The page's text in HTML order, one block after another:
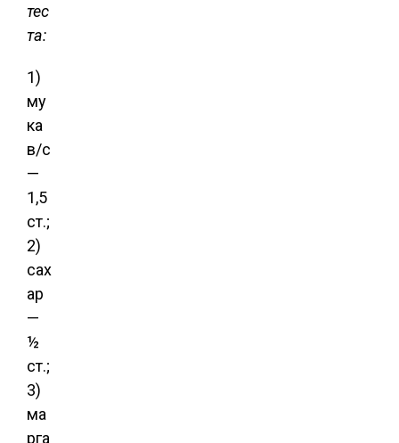
тес
та:
1)
му
ка
в/с
—
1,5
ст.;
2)
сах
ар
—
½
ст.;
3)
ма
рга